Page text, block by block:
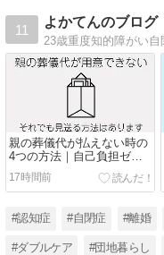
11
よかてんのブログ
親の葬儀代が払えない時の
4つの方法｜自己負担ゼ
ロ・後払い・仮払い制度
17時間前
#認知症 #自閉症 #離婚
#ダブルケア #団地暮らし